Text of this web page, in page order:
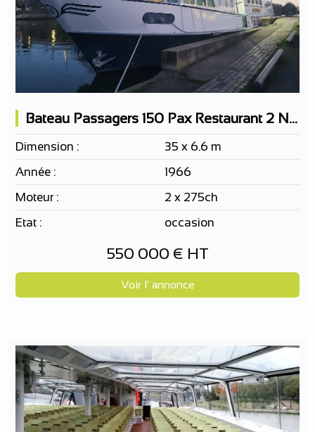
Bateau Passagers 150 Pax Restaurant 2 Niveaux
Dimension :
35 x 6.6 m
Année :
1966
Moteur :
2 x 275ch
Etat :
occasion
550 000 € HT
Voir l' annonce